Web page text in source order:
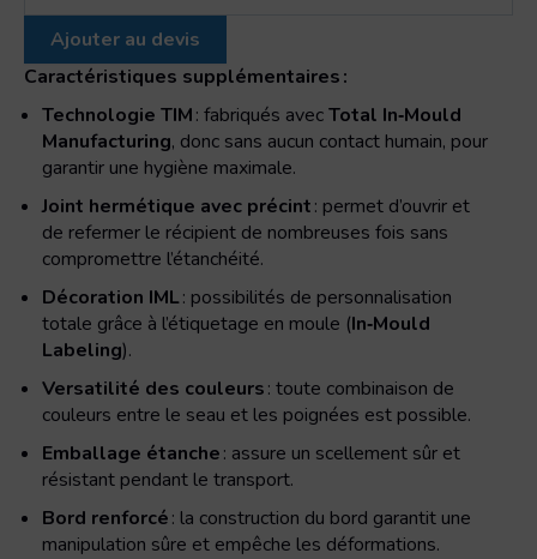
rectangulaire
avec
et
poignée
métal/plastique
Ajouter au devis
Caractéristiques supplémentaires :
Technologie TIM: fabriqués avecTotal In‑Mould
Manufacturing, donc sans aucun contact humain, pour
garantir une hygiène maximale.
Joint hermétique avec précint: permet d’ouvrir et
de refermer le récipient de nombreuses fois sans
compromettre l’étanchéité.
Décoration IML: possibilités de personnalisation
totale grâce à l’étiquetage en moule (In‑Mould
Labeling).
Versatilité des couleurs: toute combinaison de
couleurs entre le seau et les poignées est possible.
Emballage étanche: assure un scellement sûr et
résistant pendant le transport.
Bord renforcé: la construction du bord garantit une
manipulation sûre et empêche les déformations.